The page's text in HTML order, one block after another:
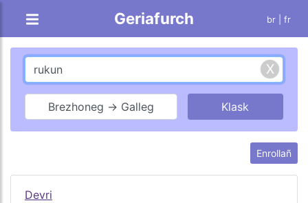
Geriafurch br | fr
Brezhoneg → Galleg
Enrollañ
Devri